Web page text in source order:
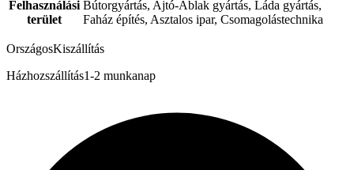
Tex Year
Felhasználási
terület
Bútorgyártás, Ajtó-Ablak gyártás, Láda gyártás,
Faház építés, Asztalos ipar, Csomagolástechnika
OrszágosKiszállítás
Házhozszállítás1-2 munkanap